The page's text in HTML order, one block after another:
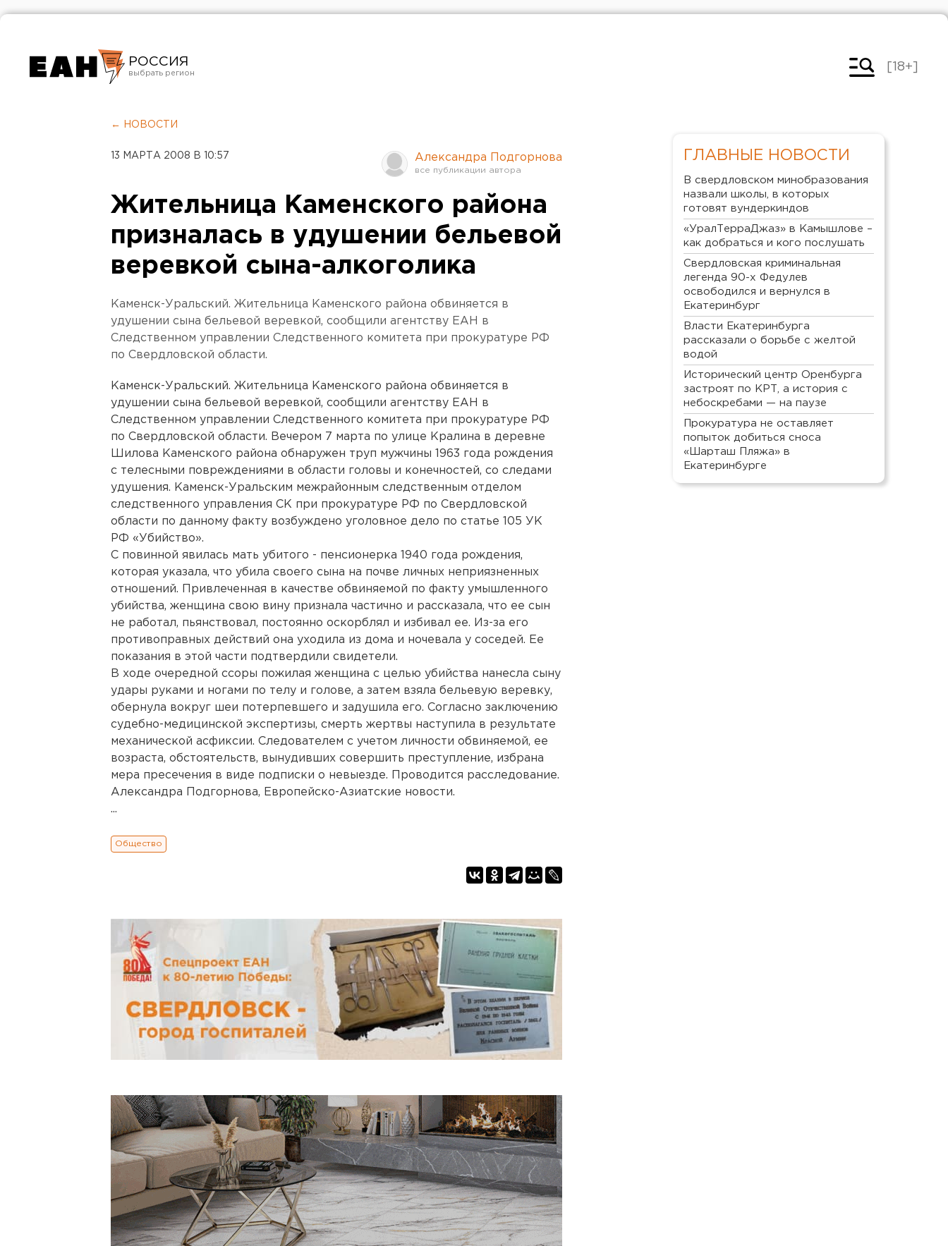
РОССИЯ
Челябинск
[18+]
← НОВОСТИ
13 МАРТА 2008 В 10:57 Александра Подгорнова
Жительница Каменского района
призналась в удушении бельевой
веревкой сына-алкоголика
Каменск-Уральский. Жительница Каменского района обвиняется в
удушении сына бельевой веревкой, сообщили агентству ЕАН в
Следственном управлении Следственного комитета при прокуратуре РФ
по Свердловской области.
Каменск-Уральский. Жительница Каменского района обвиняется в
удушении сына бельевой веревкой, сообщили агентству ЕАН в
Следственном управлении Следственного комитета при прокуратуре РФ
по Свердловской области. Вечером 7 марта по улице Кралина в деревне
Шилова Каменского района обнаружен труп мужчины 1963 года рождения
с телесными повреждениями в области головы и конечностей, со следами
удушения. Каменск-Уральским межрайонным следственным отделом
следственного управления СК при прокуратуре РФ по Свердловской
области по данному факту возбуждено уголовное дело по статье 105 УК
РФ «Убийство».
С повинной явилась мать убитого - пенсионерка 1940 года рождения,
которая указала, что убила своего сына на почве личных неприязненных
отношений. Привлеченная в качестве обвиняемой по факту умышленного
убийства, женщина свою вину признала частично и рассказала, что ее сын
не работал, пьянствовал, постоянно оскорблял и избивал ее. Из-за его
противоправных действий она уходила из дома и ночевала у соседей. Ее
показания в этой части подтвердили свидетели.
В ходе очередной ссоры пожилая женщина с целью убийства нанесла сыну
удары руками и ногами по телу и голове, а затем взяла бельевую веревку,
обернула вокруг шеи потерпевшего и задушила его. Согласно заключению
судебно-медицинской экспертизы, смерть жертвы наступила в результате
механической асфиксии. Следователем с учетом личности обвиняемой, ее
возраста, обстоятельств, вынудивших совершить преступление, избрана
мера пресечения в виде подписки о невыезде. Проводится расследование.
Александра Подгорнова, Европейско-Азиатские новости.
...
Общество
ГЛАВНЫЕ НОВОСТИ
В свердловском минобразования
назвали школы, в которых
готовят вундеркиндов
«УралТерраДжаз» в Камышлове –
как добраться и кого послушать
Свердловская криминальная
легенда 90-х Федулев
освободился и вернулся в
Екатеринбург
Власти Екатеринбурга
рассказали о борьбе с желтой
водой
Исторический центр Оренбурга
застроят по КРТ, а история с
небоскребами — на паузе
Прокуратура не оставляет
попыток добиться сноса
«Шарташ Пляжа» в
Екатеринбурге